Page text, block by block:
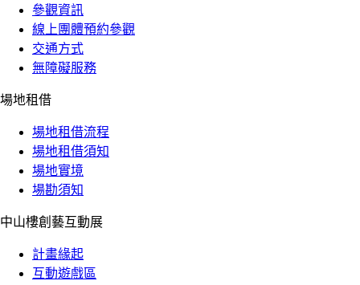
參觀資訊
線上團體預約參觀
交通方式
無障礙服務
場地租借
場地租借流程
場地租借須知
場地實境
場勘須知
中山樓創藝互動展
計畫緣起
互動遊戲區